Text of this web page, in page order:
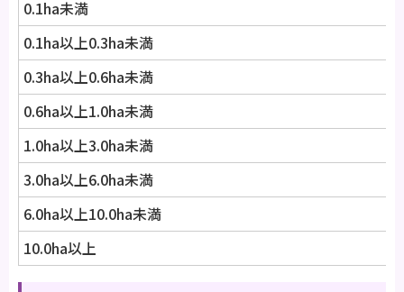
0.1ha未満
0.1ha以上0.3ha未満
0.3ha以上0.6ha未満
0.6ha以上1.0ha未満
1.0ha以上3.0ha未満
3.0ha以上6.0ha未満
6.0ha以上10.0ha未満
10.0ha以上